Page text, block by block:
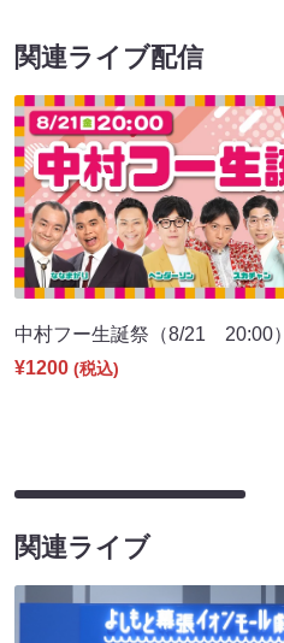
関連ライブ配信
中村フー生誕祭（8/21 20:00）
¥1200 (税込)
関連ライブ